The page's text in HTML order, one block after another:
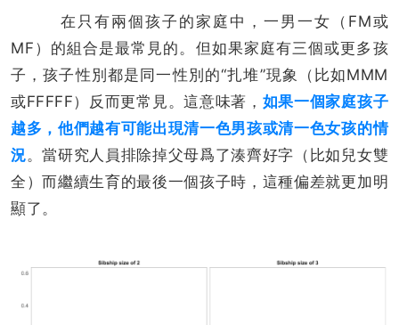
在只有兩個孩子的家庭中，一男一女（FM或
MF）的組合是最常見的。但如果家庭有三個或更多孩
子，孩子性別都是同一性別的“扎堆”現象（比如MMM
或FFFFF）反而更常見。這意味著， 如果一個家庭孩子
越多，他們越有可能出現清一色男孩或清一色女孩的情
況。當研究人員排除掉父母爲了湊齊好字（比如兒女雙
全）而繼續生育的最後一個孩子時，這種偏差就更加明
顯了。